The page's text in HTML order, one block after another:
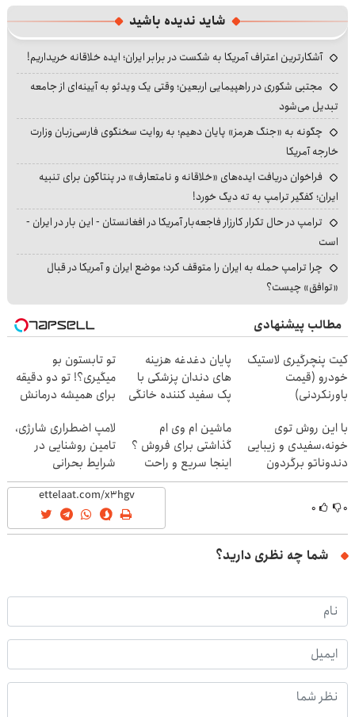
شاید ندیده باشید
آشکارترین اعتراف آمریکا به شکست در برابر ایران؛ ایده خلاقانه خریداریم!
مجتبی شکوری در راهپیمایی اربعین؛ وقتی یک ویدئو به آیینه‌ای از جامعه
تبدیل می‌شود
چگونه به «جنگ هرمز» پایان دهیم؛ به روایت سخنگوی فارسی‌زبان وزارت
خارجه آمریکا
فراخوان دریافت ایده‌های «خلاقانه و نامتعارف» در پنتاگون برای تنبیه
ایران؛ کفگیر ترامپ به ته دیگ خورد!
ترامپ در حال تکرار کارزار فاجعه‌بار آمریکا در افغانستان - این بار در ایران -
است
چرا ترامپ حمله به ایران را متوقف کرد؛ موضع ایران و آمریکا در قبال
«توافق» چیست؟
مطالب پیشنهادی
کیت پنچرگیری لاستیک
خودرو (قیمت
باورنکردنی)
پایان دغدغه هزینه
های دندان پزشکی با
پک سفید کننده خانگی
تو تابستون بو
میگیری؟! تو دو دقیقه
برای همیشه درمانش
با این روش توی
خونه،سفیدی و زیبایی
دندوناتو برگردون
(40%off)
ماشین ام وی ام
گذاشتی برای فروش ؟
اینجا سریع و راحت
بفروش
لامپ اضطراری شارژی،
تامین روشنایی در
شرایط بحرانی
۰ ۰
شما چه نظری دارید؟